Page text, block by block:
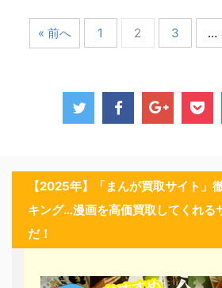
« 前へ 1 2 3 …
【2025年】「まんが買取サイト」
キング…漫画を高価買取してくれる
だ！